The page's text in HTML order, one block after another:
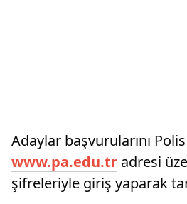
Adaylar başvurularını
www.pa.edu.tr adresi
şifreleriyle giriş yaparak